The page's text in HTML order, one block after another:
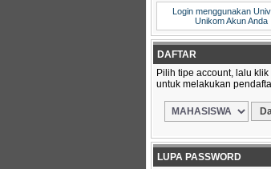
Login menggunakan
Unikom Akun Anda
DAFTAR
Pilih tipe account, lalu klik
untuk melakukan
LUPA PASSWORD